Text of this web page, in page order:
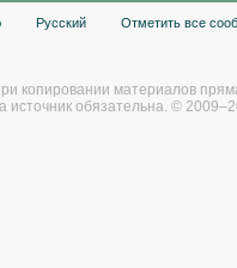
Русский Отметить все
копировании материалов
источник обязательна. ©